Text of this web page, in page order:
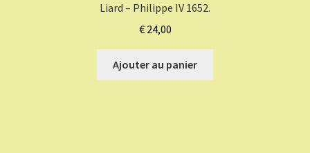
Liard – Philippe IV 1652.
€24,00
Ajouter au panier